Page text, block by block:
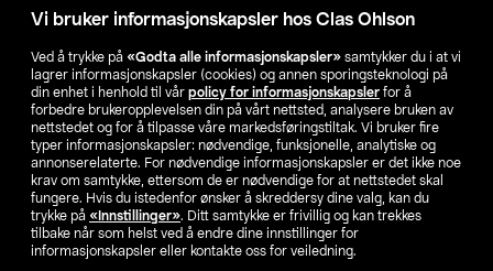
Vi bruker informasjonskapsler hos Clas Ohlson
Ved å trykke på «Godta alle informasjonskapsler» samtykker du i at vi
lagrer informasjonskapsler (cookies) og annen sporingsteknologi på
din enhet i henhold til vår policy for informasjonskapsler for å
forbedre brukeropplevelsen din på vårt nettsted, analysere bruken av
nettstedet og for å tilpasse våre markedsføringstiltak. Vi bruker fire
typer informasjonskapsler: nødvendige, funksjonelle, analytiske og
annonserelaterte. For nødvendige informasjonskapsler er det ikke noe
krav om samtykke, ettersom de er nødvendige for at nettstedet skal
fungere. Hvis du istedenfor ønsker å skreddersy dine valg, kan du
trykke på «Innstillinger». Ditt samtykke er frivillig og kan trekkes
tilbake når som helst ved å endre dine innstillinger for
informasjonskapsler eller kontakte oss for veiledning.
Aktuelt
Våre selskaper
Finn din butikk
SE NO FI